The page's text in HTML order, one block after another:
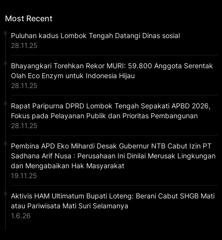
Most Recent
Puluhan kadus Lombok Tengah Datangi Dinas sosial
28.11.25
Bhayangkari Torehkan Rekor MURI: 59.800 Anggota Serentak
Olah Eco Enzym untuk Indonesia Hijau
28.11.25
Rapat Paripurna DPRD Lombok Tengah Sepakati APBD 2026,
Fokus pada Pelayanan Publik dan Prioritas Pembangunan
28.11.25
Pembina APD Eko Mihardi Desak Gubernur NTB Cabut Izin PT
Sadhana Arif Nusa : Perusahaan Ini Dinilai Merusak Lingkungan
dan Mengabaikan Hak Masyarakat
19.11.25
Aktivis HAM Ultimatum Bupati Loteng: Berani Cabut SHGB Mati
atau Pariwisata Mati Suri Selamanya
1.6.26